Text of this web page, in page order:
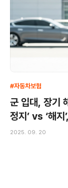
#자동차보험
군 입대, 장기 해
정지’ vs ‘해
2025. 09. 20